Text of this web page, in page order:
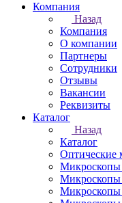
Компания
Назад
Компания
О компании
Партнеры
Сотрудники
Отзывы
Вакансии
Реквизиты
Каталог
Назад
Каталог
Оптические
Микроскопы
Микроскопы
Микроскопы